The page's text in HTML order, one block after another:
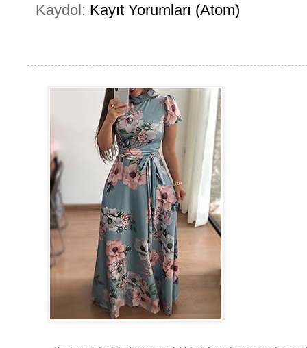
Kaydol: Kayıt Yorumları (Atom)